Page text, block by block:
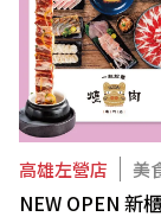
高雄左營店 美
NEW OPEN 新